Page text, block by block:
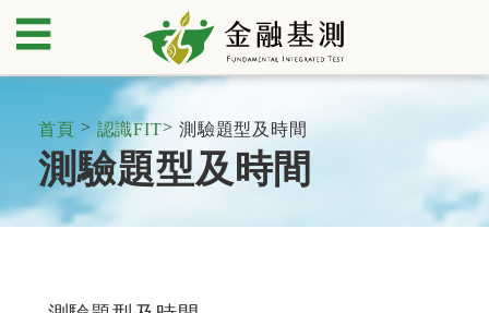
首頁 > 認識FIT> 測驗題型及時間
測驗題型及時間
☰